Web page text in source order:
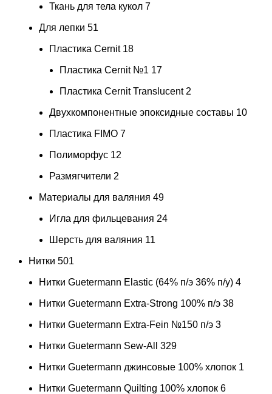
Ткань для тела кукол 7
Для лепки 51
Пластика Cernit 18
Пластика Cernit №1 17
Пластика Cernit Translucent 2
Двухкомпонентные эпоксидные составы 10
Пластика FIMO 7
Полиморфус 12
Размягчители 2
Материалы для валяния 49
Игла для фильцевания 24
Шерсть для валяния 11
Нитки 501
Нитки Guetermann Elastic (64% п/э 36% п/у) 4
Нитки Guetermann Extra-Strong 100% п/э 38
Нитки Guetermann Extra-Fein №150 п/э 3
Нитки Guetermann Sew-All 329
Нитки Guetermann джинсовые 100% хлопок 1
Нитки Guetermann Quilting 100% хлопок 6